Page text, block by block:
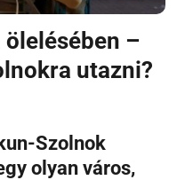
ölelésében –
utazni?
Szolnok
olyan város,